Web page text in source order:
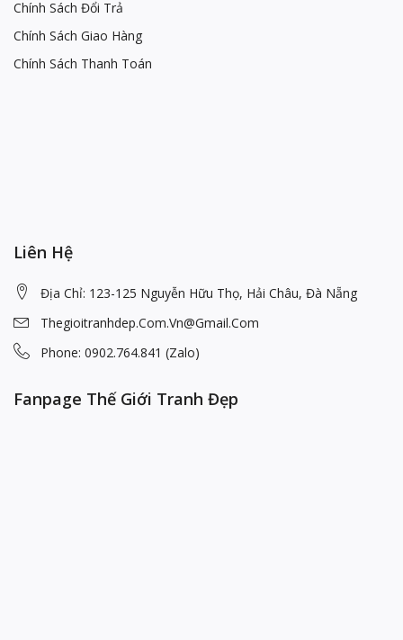
Chính Sách Đổi Trả
Chính Sách Giao Hàng
Chính Sách Thanh Toán
Liên Hệ
Địa Chỉ: 123-125 Nguyễn Hữu Thọ, Hải Châu, Đà Nẵng
Thegioitranhdep.com.vn@gmail.com
Phone: 0902.764.841 (Zalo)
Fanpage Thế Giới Tranh Đẹp